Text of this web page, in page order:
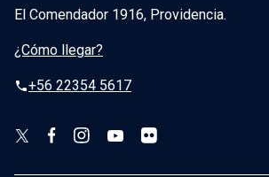
El Comendador 1916, Providencia.
¿Cómo llegar?
phone+56 22354 5617